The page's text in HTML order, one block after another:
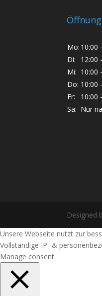
Mo: 10:00
Di:
12:00
Mi: 10:00
Do: 10:00
Fr:
10:00
Sa: Nur
Designed
Unsere Webseite nutzt zur
Vollständige IP- &
Manage consent